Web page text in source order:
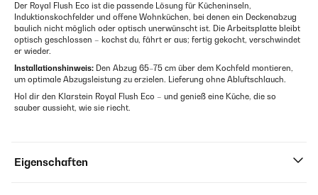
Der Royal Flush Eco ist die passende Lösung für Kücheninseln,
Induktionskochfelder und offene Wohnküchen, bei denen ein Deckenabzug
baulich nicht möglich oder optisch unerwünscht ist. Die Arbeitsplatte bleibt
optisch geschlossen – kochst du, fährt er aus; fertig gekocht, verschwindet
er wieder.
Installationshinweis: Den Abzug 65–75 cm über dem Kochfeld montieren,
um optimale Abzugsleistung zu erzielen. Lieferung ohne Abluftschlauch.
Hol dir den Klarstein Royal Flush Eco – und genieß eine Küche, die so
sauber aussieht, wie sie riecht.
Eigenschaften